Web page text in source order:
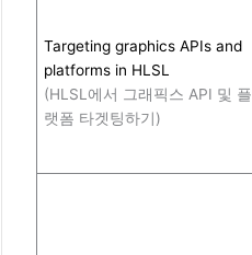
Targeting graphics APIs and
platforms in HLSL
(HLSL에서 그래픽스 API 및 플
랫폼 타겟팅하기)